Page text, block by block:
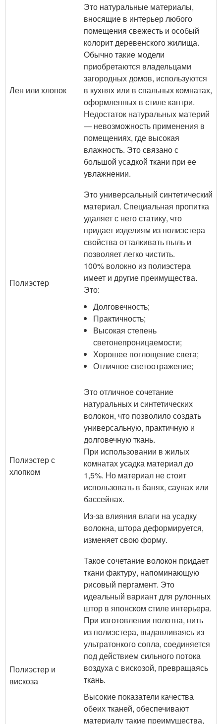
Лен или хлопок
Это натуральные материалы,
вносящие в интерьер любого
помещения свежесть и особый
колорит деревенского жилища.
Обычно такие модели
приобретаются владельцами
загородных домов, используются
в кухнях или в спальных комнатах,
оформленных в стиле кантри.
Недостаток натуральных материй
— невозможность применения в
помещениях, где высокая
влажность. Это связано с
большой усадкой ткани при ее
увлажнении.
Полиэстер
Это универсальный синтетический
материал. Специальная пропитка
удаляет с него статику, что
придает изделиям из полиэстера
свойства отталкивать пыль и
позволяет легко чистить.
100% волокно из полиэстера
имеет и другие преимущества.
Это:
Долговечность;
Практичность;
Высокая степень
светонепроницаемости;
Хорошее поглощение света;
Отличное светоотражение;
Полиэстер с
хлопком
Это отличное сочетание
натуральных и синтетических
волокон, что позволило создать
универсальную, практичную и
долговечную ткань.
При использовании в жилых
комнатах усадка материал до
1,5%. Но материал не стоит
использовать в банях, саунах или
бассейнах.
Из-за влияния влаги на усадку
волокна, штора деформируется,
изменяет свою форму.
Полиэстер и
вискоза
Такое сочетание волокон придает
ткани фактуру, напоминающую
рисовый пергамент. Это
идеальный вариант для рулонных
штор в японском стиле интерьера.
При изготовлении полотна, нить
из полиэстера, выдавливаясь из
ультратонкого сопла, соединяется
под действием сильного потока
воздуха с вискозой, превращаясь
ткань.
Высокие показатели качества
обеих тканей, обеспечивают
материалу такие преимущества,